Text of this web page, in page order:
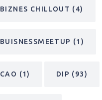
BIZNES CHILLOUT (4)
BUISNESSMEETUP (1)
CAO (1) DIP (93)